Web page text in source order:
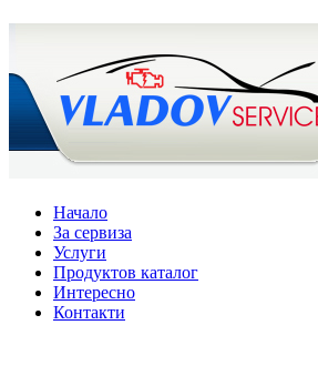
Начало
За сервиза
Услуги
Продуктов каталог
Интересно
Контакти